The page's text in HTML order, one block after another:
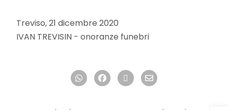
Treviso, 21 dicembre 2020
IVAN TREVISIN - onoranze funebri